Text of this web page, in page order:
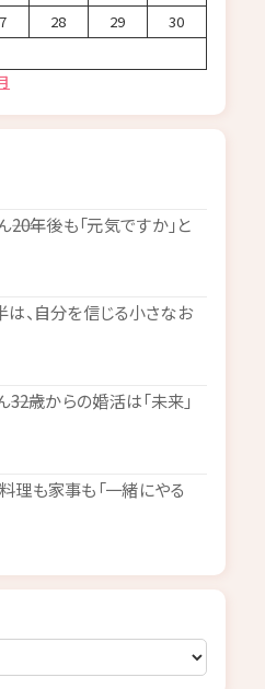
28 29
30
年後も「元気ですか」と
は、自分を信じる小さなお
歳からの婚活は「未来」
理も家事も「一緒にやる